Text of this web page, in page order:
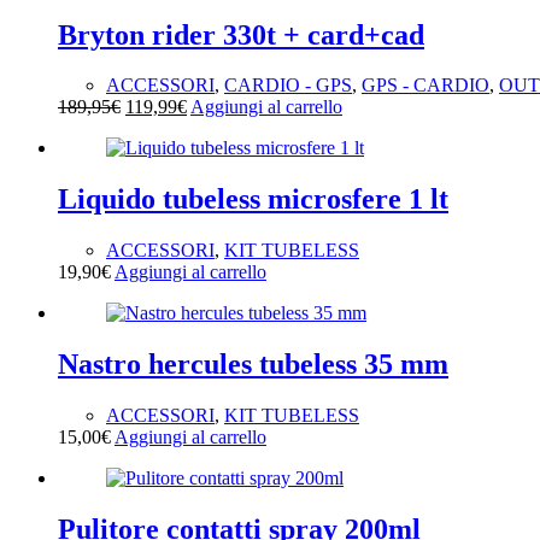
Bryton rider 330t + card+cad
ACCESSORI, CARDIO - GPS, GPS - CARDIO,
189,95€ Il
originale
189,95€.
119,99€Il
attuale
119,99€.
Aggiungi al carrello
Liquido tubeless microsfere 1 lt
ACCESSORI, KIT TUBELESS
19,90€ Aggiungi al carrello
Nastro hercules tubeless 35 mm
ACCESSORI, KIT TUBELESS
15,00€ Aggiungi al carrello
Pulitore contatti spray 200ml